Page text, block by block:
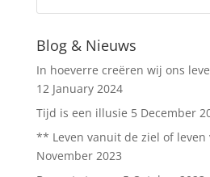
Blog & Nieuws
In hoeverre creëren wij ons
12 January 2024
Tijd is een illusie 5 December
** Leven vanuit de ziel of
November 2023